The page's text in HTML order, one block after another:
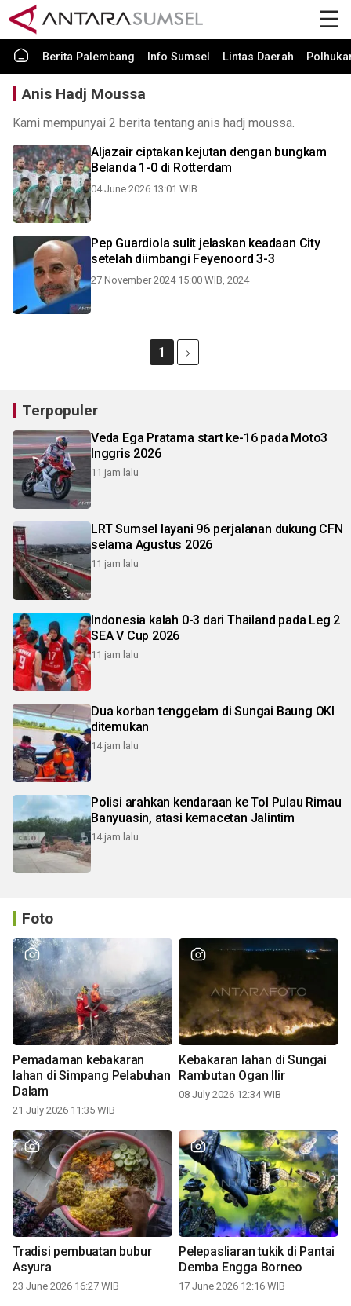
Berita Palembang Info Sumsel Lintas Daerah
Anis Hadj Moussa
Kami mempunyai 2 berita tentang anis hadj moussa.
Aljazair ciptakan kejutan dengan bungkam
Belanda 1-0 di Rotterdam
04 June 2026 13:01 WIB
Pep Guardiola sulit jelaskan keadaan City
setelah diimbangi Feyenoord 3-3
27 November 2024 15:00 WIB, 2024
1
Terpopuler
Veda Ega Pratama start ke-16 pada Moto3
Inggris 2026
11 jam lalu
LRT Sumsel layani 96 perjalanan dukung CFN
selama Agustus 2026
11 jam lalu
Indonesia kalah 0-3 dari Thailand pada Leg 2
SEA V Cup 2026
11 jam lalu
Dua korban tenggelam di Sungai Baung OKI
ditemukan
14 jam lalu
Polisi arahkan kendaraan ke Tol Pulau Rimau
Banyuasin, atasi kemacetan Jalintim
14 jam lalu
Foto
Pemadaman kebakaran
lahan di Simpang Pelabuhan
Dalam
21 July 2026 11:35 WIB
Kebakaran lahan di Sungai
Rambutan Ogan Ilir
08 July 2026 12:34 WIB
Tradisi pembuatan bubur
Asyura
23 June 2026 16:27 WIB
Pelepasliaran tukik di Pantai
Demba Engga Borneo
17 June 2026 12:16 WIB